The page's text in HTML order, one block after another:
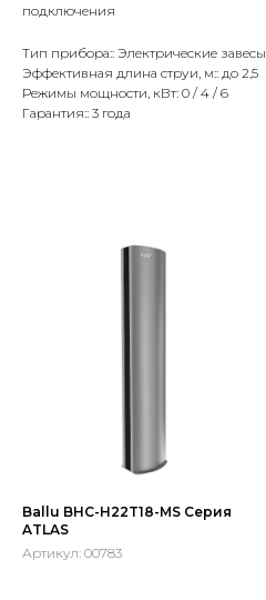
подключения
Тип прибора:: Электрические завесы
Эффективная длина струи, м:: до 2,5
Режимы мощности, кВт: 0 / 4 / 6
Гарантия:: 3 года
Ballu BHC-H22T18-MS Серия
ATLAS
Артикул: 00783